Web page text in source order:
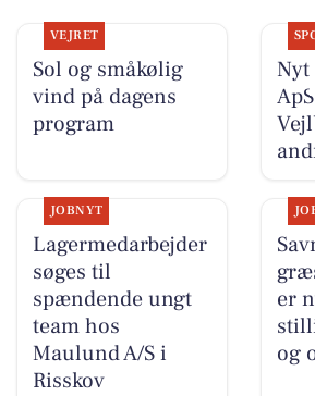
VEJRET
Sol og småkølig
vind på dagens
program
JOBNYT
Lagermedarbejder
søges til
spændende ungt
team hos
Maulund A/S i
Risskov
er
og